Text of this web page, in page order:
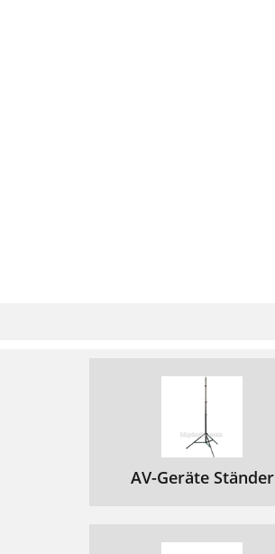
AV-Geräte Ständer